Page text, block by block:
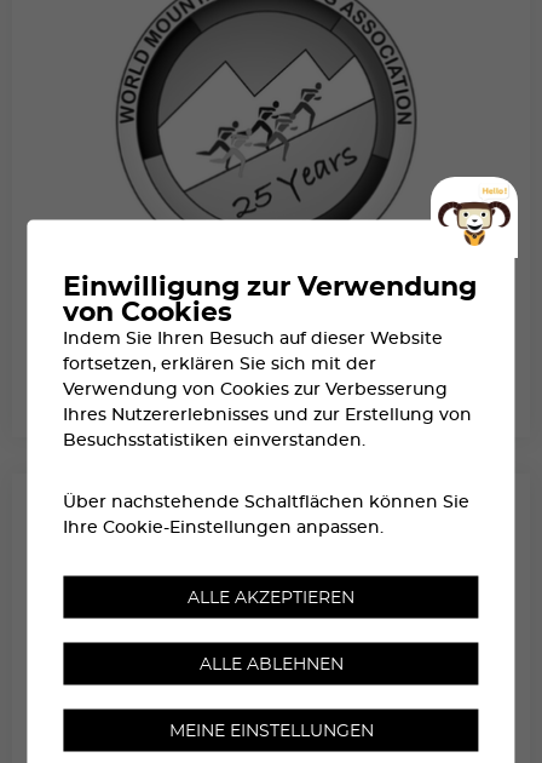
WORLD MOUNTAIN RUNNING
ASSOCIATION
DAS BEDÜRFNIS DES MENSCHEN, AUF KURZEN UND LANGEN STRECKEN
SCHNELL ZU LAUFEN, IST SO ALT WIE DIE MENSCHHEIT.
Einwilligung zur Verwendung
von Cookies
Indem Sie Ihren Besuch auf dieser Website
fortsetzen, erklären Sie sich mit der
Verwendung von Cookies zur Verbesserung
Ihres Nutzererlebnisses und zur Erstellung von
Besuchsstatistiken einverstanden.
Über nachstehende Schaltflächen können Sie
Ihre Cookie-Einstellungen anpassen.
ALLE AKZEPTIEREN
ALLE ABLEHNEN
MEINE EINSTELLUNGEN